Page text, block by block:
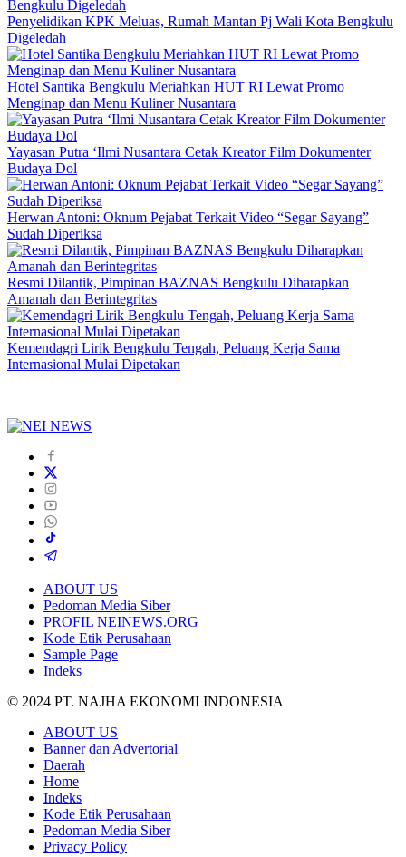
Penyelidikan KPK Meluas, Rumah Mantan Pj Wali Kota Bengkulu
Digeledah
Hotel Santika Bengkulu Meriahkan HUT RI Lewat Promo
Menginap dan Menu Kuliner Nusantara
Yayasan Putra ‘Ilmi Nusantara Cetak Kreator Film Dokumenter
Budaya Dol
Herwan Antoni: Oknum Pejabat Terkait Video “Segar Sayang”
Sudah Diperiksa
Resmi Dilantik, Pimpinan BAZNAS Bengkulu Diharapkan
Amanah dan Berintegritas
Kemendagri Lirik Bengkulu Tengah, Peluang Kerja Sama
Internasional Mulai Dipetakan
ABOUT US
Pedoman Media Siber
PROFIL NEINEWS.ORG
Kode Etik Perusahaan
Sample Page
Indeks
© 2024 PT. NAJHA EKONOMI INDONESIA
ABOUT US
Banner dan Advertorial
Daerah
Home
Indeks
Kode Etik Perusahaan
Pedoman Media Siber
Privacy Policy